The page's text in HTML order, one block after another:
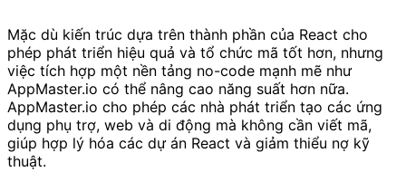
Mặc dù kiến ​​trúc dựa trên thành phần của React cho
phép phát triển hiệu quả và tổ chức mã tốt hơn, nhưng
việc tích hợp một nền tảng no-code mạnh mẽ như
AppMaster.io có thể nâng cao năng suất hơn nữa.
AppMaster.io cho phép các nhà phát triển tạo các ứng
dụng phụ trợ, web và di động mà không cần viết mã,
giúp hợp lý hóa các dự án React và giảm thiểu nợ kỹ
thuật.